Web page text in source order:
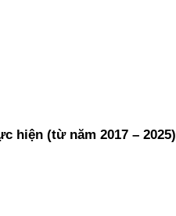
hiện (từ năm 2017 – 2025)